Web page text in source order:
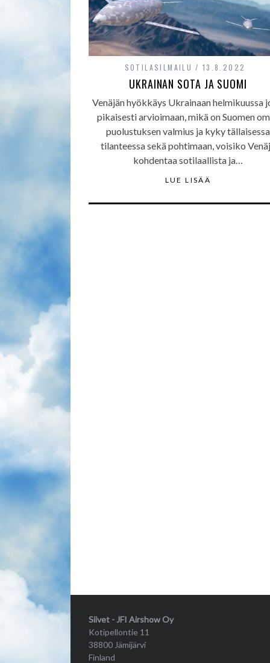
SOTILASILMAILU 13.8.2022
UKRAINAN SOTA JA SUOMI
Venäjän hyökkäys Ukrainaan helmikuussa
pikaisesti arvioimaan, mikä on Suomen
puolustuksen valmius ja kyky tällaisessa
tilanteessa sekä pohtimaan, voisiko
kohdentaa sotilaallista ja…
LUE LISÄÄ
Siivet - JFI Airshow Oy
Kotipellontie 11
38800 Jämijärvi
Finland